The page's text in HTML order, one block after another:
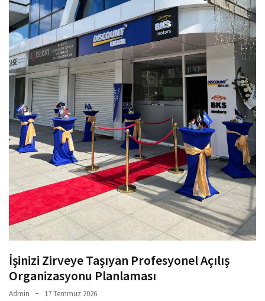
İşinizi Zirveye Taşıyan Profesyonel Açılış
Organizasyonu Planlaması
Admin 17 Temmuz 2026